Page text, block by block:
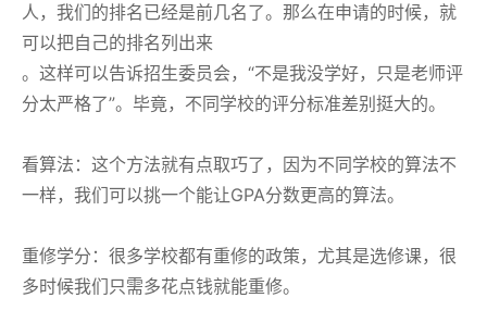
人，我们的排名已经是前几名了。那么在申请的时候，就
可以把自己的排名列出来
。这样可以告诉招生委员会，“不是我没学好，只是老师评
分太严格了”。毕竟，不同学校的评分标准差别挺大的。
看算法：这个方法就有点取巧了，因为不同学校的算法不
一样，我们可以挑一个能让GPA分数更高的算法。
重修学分：很多学校都有重修的政策，尤其是选修课，很
多时候我们只需多花点钱就能重修。